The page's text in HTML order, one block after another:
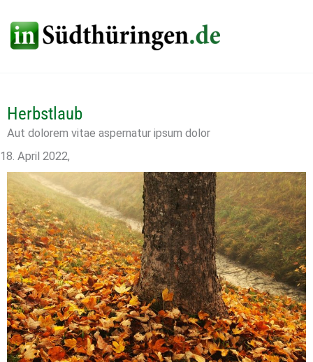
Inhalt
springen
Herbstlaub
Aut dolorem vitae aspernatur ipsum dolor
18. April 2022,